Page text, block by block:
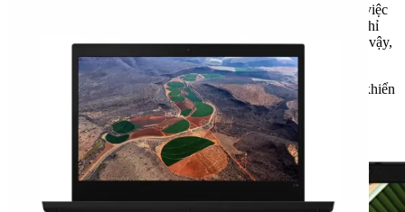
bạn sẽ không bao giờ bị bó buộc vào bàn làm việc
của mình. Ngoài ra, công nghệ sạc nhanh giúp sạc 0-80% pin chỉ
trong một giờ — gần như là một lần sạc đầy trong bữa trưa. Vì vậy,
hãy đi bất cứ đâu bạn cần để hoàn thành công việc.
Máy tính xách tayLenovo ThinkPadL14 cung cấp bảng điều khiển
FHD. Kết hợp với Dolby Audio để nâng cao âm thanh, bạn sẽ
thưởng thức các bộ phim trực tuyến và nghe nhạc khi rảnh rỗi.